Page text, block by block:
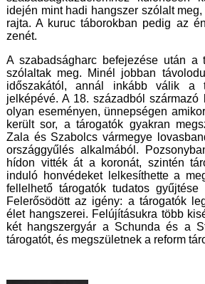
idején mint hadi hangszer szólalt
rajta. A kuruc táborokban pedig az
zenét.
A szabadságharc befejezése után a
szólaltak meg. Minél jobban
időszakától, annál inkább válik a
jelképévé. A 18. századból
olyan eseményen, ünnepségen
került sor, a tárogatók gyakran
Zala és Szabolcs vármegye
országgyűlés alkalmából.
hídon vitték át a koronát, szintén
induló honvédeket lelkesíthette a
fellelhető tárogatók tudatos
Felerősödött az igény: a tárogatók
élet hangszerei. Felújításukra több
két hangszergyár a Schunda és a
tárogatót, és megszületnek a reform